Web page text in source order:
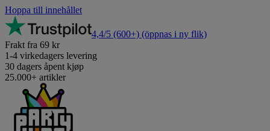
Hoppa till innehållet
4,4/5 (600+) (öppnas i ny flik)
Frakt fra 69 kr
1-4 virkedagers levering
30 dagers åpent kjøp
25.000+ artikler